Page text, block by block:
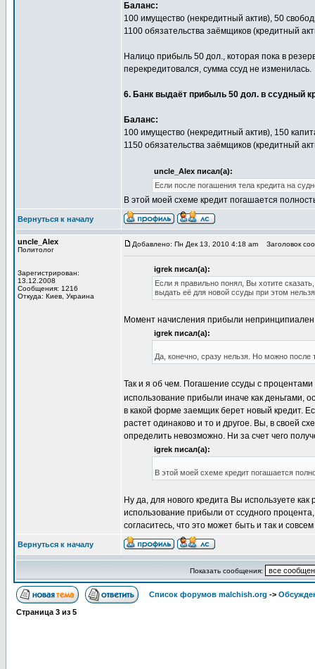
Баланс:
100 имущество (некредитный актив), 50
1100 обязательства заёмщиков (кредитный
Налицо прибыль 50 дол., которая пока в
перекредитовался, сумма ссуд не изменилась.
6. Банк выдаёт прибыль 50 дол. в ссудный
Баланс:
100 имущество (некредитный актив), 150
1150 обязательства заёмщиков (кредитный
uncle_Alex писал(а):
Если после погашения тела кредита на
В этой моей схеме кредит погашается
Вернуться к началу
uncle_Alex
Политолог
Зарегистрирован:
13.12.2008
Сообщения: 1216
Откуда: Киев, Украина
Добавлено: Пн Дек 13, 2010 4:18 am Заголовок
igrek писал(а):
Если я правильно понял, Вы хотите
выдать её для новой ссуды при этом
Момент начисления прибыли
igrek писал(а):
Да, конечно, сразу нельзя. Но можно после
Так и я об чем. Погашение ссуды с
использование прибыли иначе как деньгами,
в какой форме заемщик берет новый кредит.
растет одинаково и то и другое. Вы, в своей
определить невозможно. Ни за счет чего
igrek писал(а):
В этой моей схеме кредит погашается
Ну да, для нового кредита Вы используете
использование прибыли от ссудного
согласитесь, что это может быть и так и
Вернуться к началу
Показать сообщения:
Список форумов malchish.org ->
Страница 3 из 5